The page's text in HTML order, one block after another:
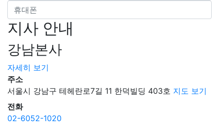
'차장님이 없으셨다면 에세이 쓰면서 스트레스 받고
화나서 울면서 작성했을 것 같아요'
2024.03.21
UCL 미디어학과 파운데이션 과정 합격 후기: 서류만
준비하면 나머지는 너무 잘 도와주셔서 감사했습니다
2024.06.27
공무원분의 영국 요크대학교 행정 석사 MPA1+1 수속
후기:
2023.11.01
지사 안내
강남본사
자세히 보기
주소
서울시 강남구 테헤란로7길 11 한덕빌딩 403호 지도 보기
전화
02-6052-1020